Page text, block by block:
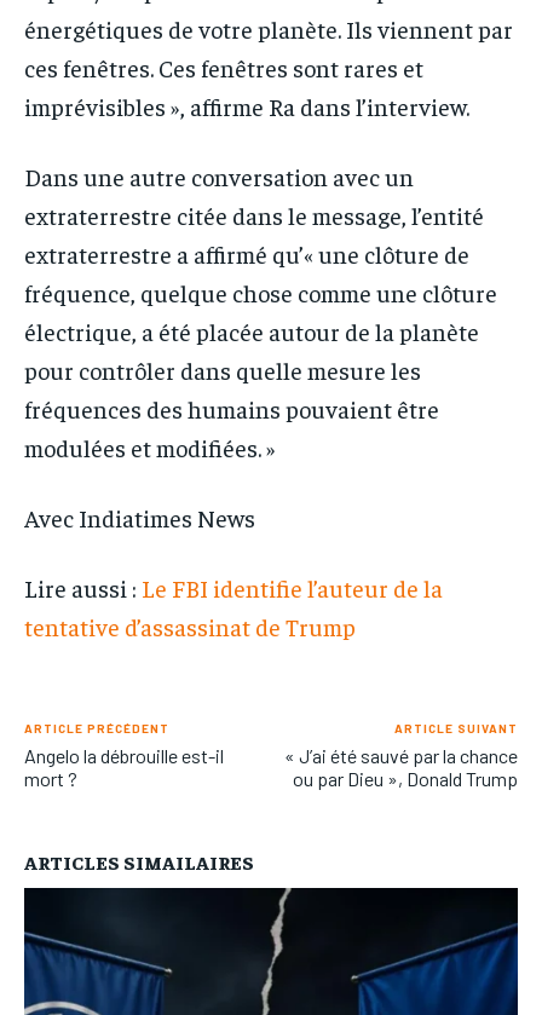
énergétiques de votre planète. Ils viennent par
ces fenêtres. Ces fenêtres sont rares et
imprévisibles », affirme Ra dans l’interview.
Dans une autre conversation avec un
extraterrestre citée dans le message, l’entité
extraterrestre a affirmé qu’« une clôture de
fréquence, quelque chose comme une clôture
électrique, a été placée autour de la planète
pour contrôler dans quelle mesure les
fréquences des humains pouvaient être
modulées et modifiées. »
Avec Indiatimes News
Lire aussi : Le FBI identifie l’auteur de la
tentative d’assassinat de Trump
ARTICLE PRÉCÉDENT
Angelo la débrouille est-il
mort ?
ARTICLE SUIVANT
« J’ai été sauvé par la chance
ou par Dieu », Donald Trump
ARTICLES SIMAILAIRES